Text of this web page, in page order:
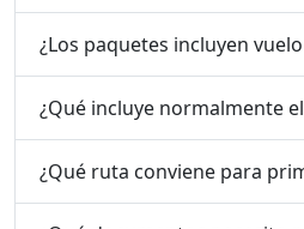
¿Los paquetes incluyen vuelo
¿Qué incluye normalmente
¿Qué ruta conviene para